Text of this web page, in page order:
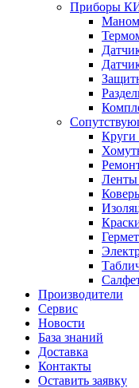
Приборы
Круги
Ленты
Производители
Сервис
Новости
База знаний
Доставка
Контакты
Оставить заявку